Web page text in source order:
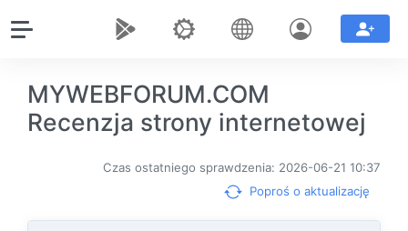
MYWEBFORUM.COM
Recenzja strony internetowej
Czas ostatniego sprawdzenia: 2026-06-21 10:37
Poproś o aktualizację